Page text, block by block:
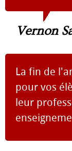
Vernon
La fin de
pour vos
leur